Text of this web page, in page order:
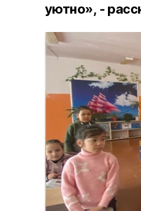
уютно», -